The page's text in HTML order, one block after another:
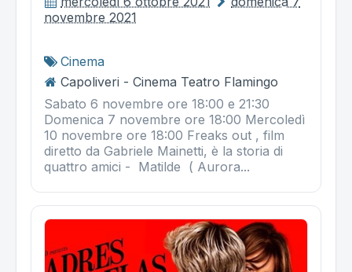
novembre 2021
Cinema
Capoliveri - Cinema Teatro Flamingo
Sabato 6 novembre ore 18:00 e 21:30
Domenica 7 novembre ore 18:00 Mercoledì
10 novembre ore 18:00 Freaks out , film
diretto da Gabriele Mainetti, è la storia di
quattro amici - Matilde ( Aurora...